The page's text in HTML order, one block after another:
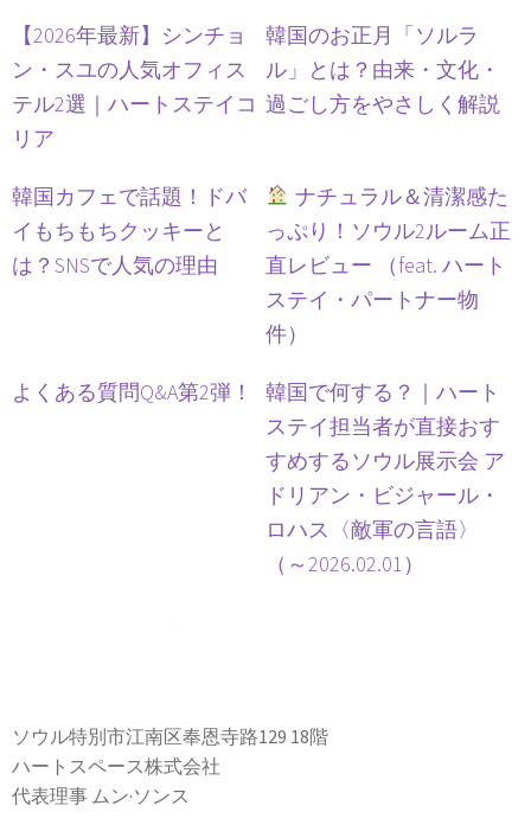
【2026年最新】シンチョ
ン・スユの人気オフィス
テル2選｜ハートステイコ
リア
韓国のお正月「ソルラ
ル」とは？由来・文化・
過ごし方をやさしく解説
韓国カフェで話題！ドバ
イもちもちクッキーと
は？SNSで人気の理由
ナチュラル＆清潔感た
っぷり！ソウル2ルーム正
直レビュー （feat. ハート
ステイ・パートナー物
件）
よくある質問Q&A第2弾！
韓国で何する？｜ハート
ステイ担当者が直接おす
すめするソウル展示会 ア
ドリアン・ビジャール・
ロハス〈敵軍の言語〉
（～2026.02.01）
ソウル特別市江南区奉恩寺路129 18階
ハートスペース株式会社
代表理事 ムン·ソンス